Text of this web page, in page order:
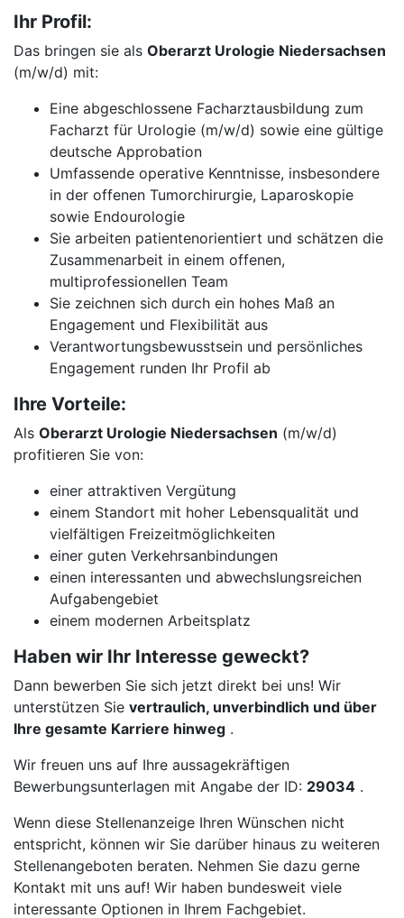
Ihr Profil:
Das bringen sie als Oberarzt Urologie Niedersachsen
(m/w/d) mit:
Eine abgeschlossene Facharztausbildung zum
Facharzt für Urologie (m/w/d) sowie eine gültige
deutsche Approbation
Umfassende operative Kenntnisse, insbesondere
in der offenen Tumorchirurgie, Laparoskopie
sowie Endourologie
Sie arbeiten patientenorientiert und schätzen die
Zusammenarbeit in einem offenen,
multiprofessionellen Team
Sie zeichnen sich durch ein hohes Maß an
Engagement und Flexibilität aus
Verantwortungsbewusstsein und persönliches
Engagement runden Ihr Profil ab
Ihre Vorteile:
Als Oberarzt Urologie Niedersachsen (m/w/d)
profitieren Sie von:
einer attraktiven Vergütung
einem Standort mit hoher Lebensqualität und
vielfältigen Freizeitmöglichkeiten
einer guten Verkehrsanbindungen
einen interessanten und abwechslungsreichen
Aufgabengebiet
einem modernen Arbeitsplatz
Haben wir Ihr Interesse geweckt?
Dann bewerben Sie sich jetzt direkt bei uns! Wir
unterstützen Sie vertraulich, unverbindlich und über
Ihre gesamte Karriere hinweg .
Wir freuen uns auf Ihre aussagekräftigen
Bewerbungsunterlagen mit Angabe der ID: 29034 .
Wenn diese Stellenanzeige Ihren Wünschen nicht
entspricht, können wir Sie darüber hinaus zu weiteren
Stellenangeboten beraten. Nehmen Sie dazu gerne
Kontakt mit uns auf! Wir haben bundesweit viele
interessante Optionen in Ihrem Fachgebiet.